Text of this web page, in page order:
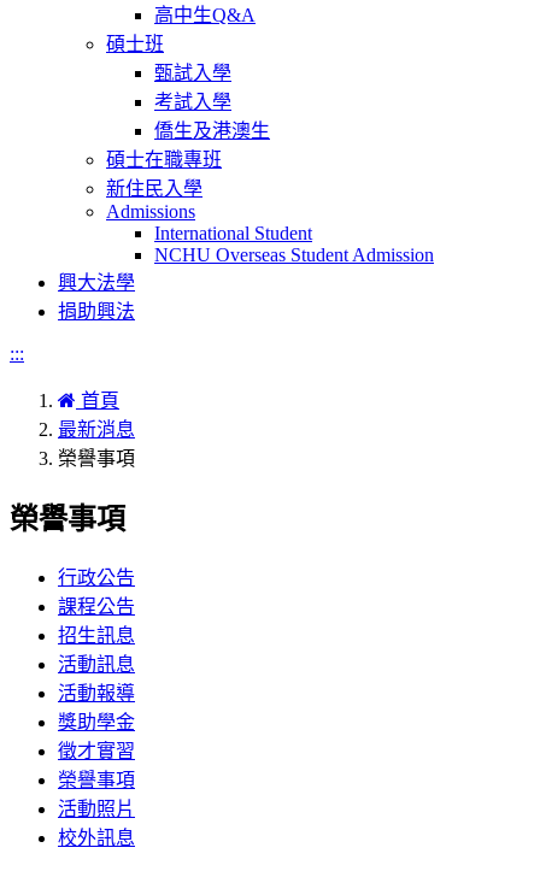
高中生Q&A
碩士班
甄試入學
考試入學
僑生及港澳生
碩士在職專班
新住民入學
Admissions
International Student
NCHU Overseas Student Admission
興大法學
捐助興法
:::
首頁
最新消息
榮譽事項
榮譽事項
行政公告
課程公告
招生訊息
活動訊息
活動報導
獎助學金
徵才實習
榮譽事項
活動照片
校外訊息